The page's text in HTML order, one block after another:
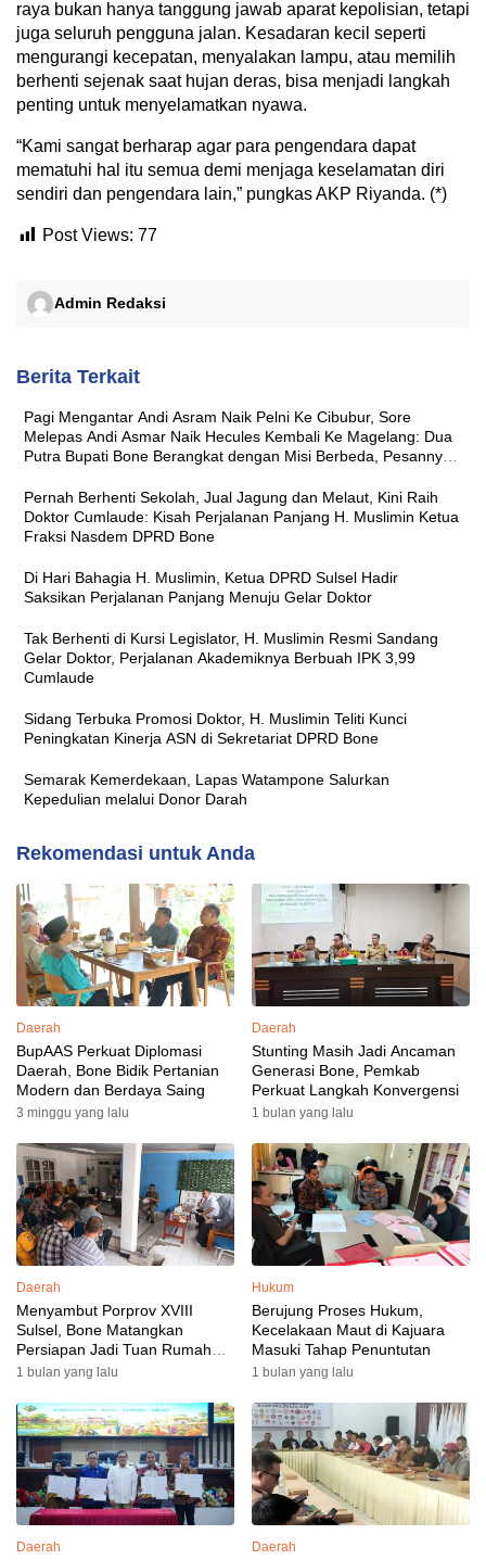
raya bukan hanya tanggung jawab aparat kepolisian, tetapi
juga seluruh pengguna jalan. Kesadaran kecil seperti
mengurangi kecepatan, menyalakan lampu, atau memilih
berhenti sejenak saat hujan deras, bisa menjadi langkah
penting untuk menyelamatkan nyawa.
“Kami sangat berharap agar para pengendara dapat
mematuhi hal itu semua demi menjaga keselamatan diri
sendiri dan pengendara lain,” pungkas AKP Riyanda. (*)
Post Views: 77
Admin Redaksi
Berita Terkait
Pagi Mengantar Andi Asram Naik Pelni Ke Cibubur, Sore
Melepas Andi Asmar Naik Hecules Kembali Ke Magelang: Dua
Putra Bupati Bone Berangkat dengan Misi Berbeda, Pesannya
Pernah Berhenti Sekolah, Jual Jagung dan Melaut, Kini Raih
Doktor Cumlaude: Kisah Perjalanan Panjang H. Muslimin Ketua
Fraksi Nasdem DPRD Bone
Di Hari Bahagia H. Muslimin, Ketua DPRD Sulsel Hadir
Saksikan Perjalanan Panjang Menuju Gelar Doktor
Tak Berhenti di Kursi Legislator, H. Muslimin Resmi Sandang
Gelar Doktor, Perjalanan Akademiknya Berbuah IPK 3,99
Cumlaude
Sidang Terbuka Promosi Doktor, H. Muslimin Teliti Kunci
Peningkatan Kinerja ASN di Sekretariat DPRD Bone
Semarak Kemerdekaan, Lapas Watampone Salurkan
Kepedulian melalui Donor Darah
Rekomendasi untuk Anda
Daerah
BupAAS Perkuat Diplomasi
Daerah, Bone Bidik Pertanian
Modern dan Berdaya Saing
3 minggu yang lalu
Daerah
Stunting Masih Jadi Ancaman
Generasi Bone, Pemkab
Perkuat Langkah Konvergensi
1 bulan yang lalu
Daerah
Menyambut Porprov XVIII
Sulsel, Bone Matangkan
Persiapan Jadi Tuan Rumah
yang Berkesan: Wakil Bupati
Targetkan Venue dan
Akomodasi Rampung
1 bulan yang lalu
Hukum
Berujung Proses Hukum,
Kecelakaan Maut di Kajuara
Masuki Tahap Penuntutan
1 bulan yang lalu
Daerah Daerah